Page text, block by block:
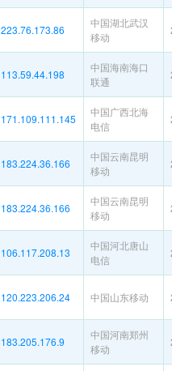
223.76.173.86
中国湖北武汉
移动
113.59.44.198
中国海南海口
联通
171.109.111.145
中国广西北海
电信
183.224.36.166
中国云南昆明
移动
183.224.36.166
中国云南昆明
移动
106.117.208.13
中国河北唐山
电信
120.223.206.24 中国山东移动
183.205.176.9
中国河南郑州
移动